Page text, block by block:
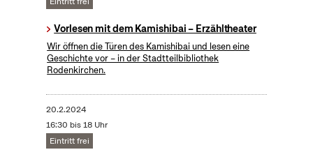
Vorlesen mit dem Kamishibai – Erzähltheater
Wir öffnen die Türen des Kamishibai und lesen eine
Geschichte vor – in der Stadtteilbibliothek
Rodenkirchen.
20.2.2024
16:30 bis 18 Uhr
Eintritt frei